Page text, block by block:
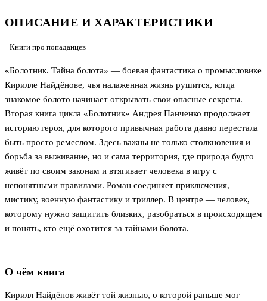
ОПИСАНИЕ И ХАРАКТЕРИСТИКИ
Книги про попаданцев
«Болотник. Тайна болота» — боевая фантастика о промысловике
Кирилле Найдёнове, чья налаженная жизнь рушится, когда
знакомое болото начинает открывать свои опасные секреты.
Вторая книга цикла «Болотник» Андрея Панченко продолжает
историю героя, для которого привычная работа давно перестала
быть просто ремеслом. Здесь важны не только столкновения и
борьба за выживание, но и сама территория, где природа будто
живёт по своим законам и втягивает человека в игру с
непонятными правилами. Роман соединяет приключения,
мистику, военную фантастику и триллер. В центре — человек,
которому нужно защитить близких, разобраться в происходящем
и понять, кто ещё охотится за тайнами болота.
О чём книга
Кирилл Найдёнов живёт той жизнью, о которой раньше мог